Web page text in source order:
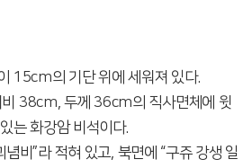
15cm의 기단 위에 세워져 있다.
38cm, 두께 36cm의 직사면체에 윗
는 화강암 비석이다.
비”라 적혀 있고, 북면에 “구쥬 강생 일